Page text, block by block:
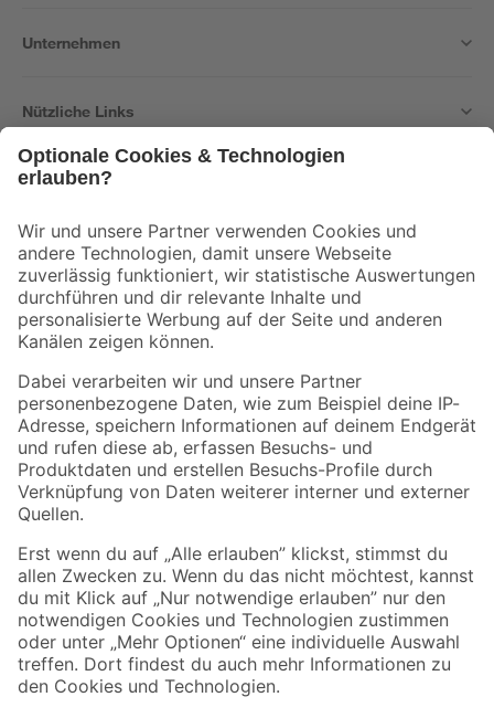
Unternehmen
Nützliche Links
Der toom Newsletter: Keine Angebote und Aktionen mehr verpassen!
Zur Newsletter Anmeldung
Folge uns
Zahlungsarten Versandarten
Sicher einkaufen
Jetzt die toom-App herunterladen